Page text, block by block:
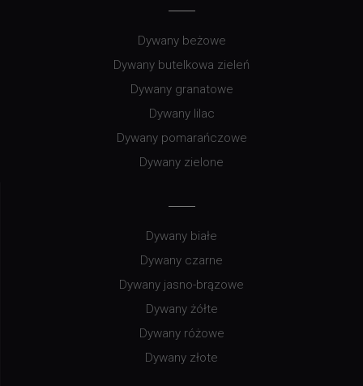
Dywany beżowe
Dywany butelkowa zieleń
Dywany granatowe
Dywany lilac
Dywany pomarańczowe
Dywany zielone
Dywany białe
Dywany czarne
Dywany jasno-brązowe
Dywany żółte
Dywany różowe
Dywany złote